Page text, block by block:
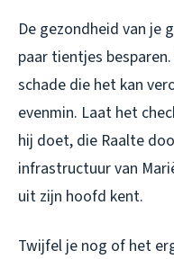
De gezondheid van je
paar tientjes
schade die het kan
evenmin. Laat het
hij doet, die Raalte
infrastructuur van
uit zijn hoofd kent.
Twijfel je nog of het